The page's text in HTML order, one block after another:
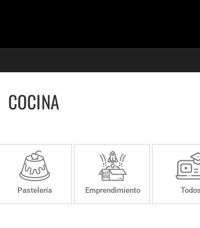
COCINA
Pastelería Emprendimiento